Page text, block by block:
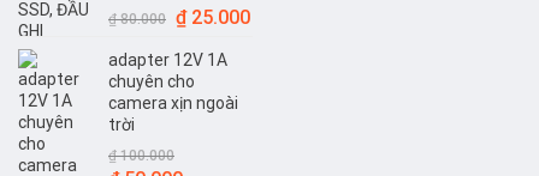
₫80.000 Giá
là:
₫ 80.000.
₫25.000Giá
adapter 12V 1A
chuyên cho
camera xịn ngoài
trời
₫100.000